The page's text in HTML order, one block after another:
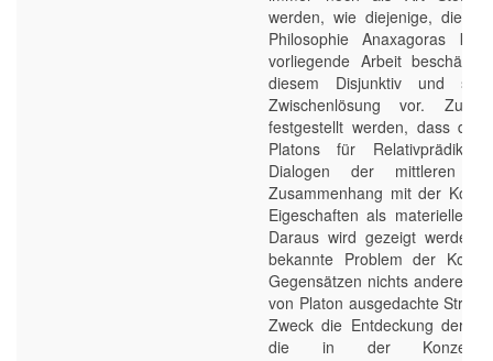
werden, wie diejenige, die
Philosophie Anaxagoras
vorliegende Arbeit
diesem Disjunktiv und
Zwischenlösung vor.
festgestellt werden, dass das
Platons für
Dialogen der mittleren
Zusammenhang mit der
Eigeschaften als materielle
Daraus wird gezeigt werden,
bekannte Problem der
Gegensätzen nichts anderes
von Platon ausgedachte
Zweck die Entdeckung der
die in der